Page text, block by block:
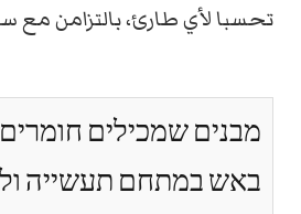
تحسبا لأي طارئ، بالتزامن مع
מבנים שמכילים
באש במתחם תעשייה